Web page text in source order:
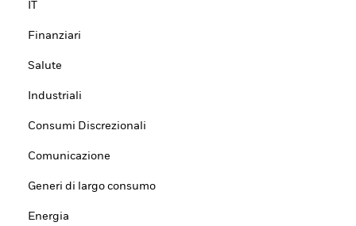
Finanziari
Salute
Industriali
Consumi Discrezionali
Comunicazione
Generi di largo consumo
Energia